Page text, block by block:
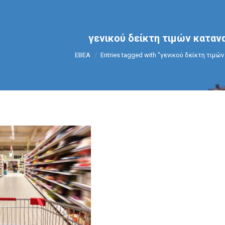
γενικού δείκτη τιμών
You are here:
ΕΒΕΑ Entries tagged with "γενικού δείκτη